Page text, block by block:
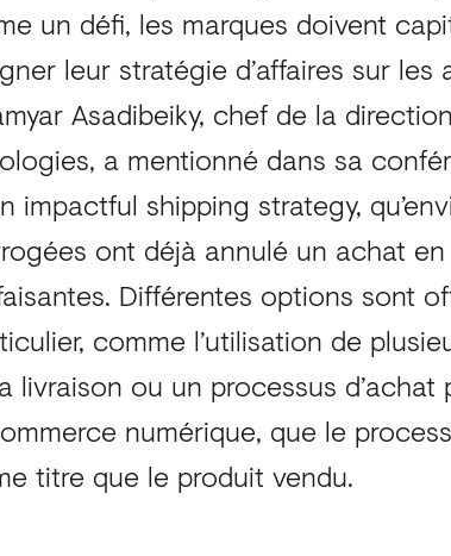
un défi, les marques doivent
leur stratégie d’affaires sur les
Asadibeiky, chef de la
a mentionné dans sa
impactful shipping strategy,
ont déjà annulé un achat en
Différentes options sont
comme l’utilisation de
livraison ou un processus d’achat
numérique, que le
titre que le produit vendu.